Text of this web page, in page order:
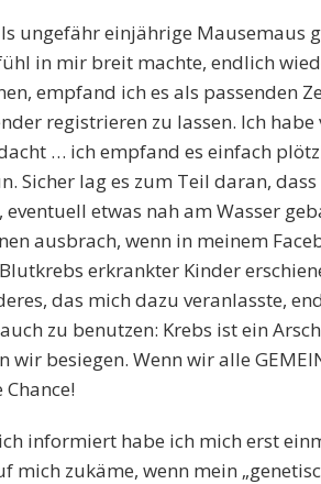
ungefähr einjährige Mausemaus
in mir breit machte, endlich
empfand ich es als passenden
registrieren zu lassen. Ich
… ich empfand es einfach
Sicher lag es zum Teil daran,
eventuell etwas nah am Wasser
ausbrach, wenn in meinem
erkrankter Kinder
das mich dazu veranlasste,
zu benutzen: Krebs ist ein
wir besiegen. Wenn wir alle
informiert habe ich mich erst
mich zukäme, wenn mein